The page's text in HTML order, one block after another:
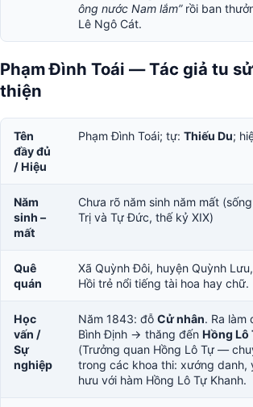
ông nước Nam lắm”rồi ban
Lê Ngô Cát.
Phạm Đình Toái — Tác giả tu
thiện
Tên
đầy đủ
/ Hiệu
Phạm Đình Toái; tự: Thiếu Du;
Năm
sinh –
mất
Chưa rõ năm sinh năm mất
Trị và Tự Đức, thế kỷ XIX)
Quê
quán
Xã Quỳnh Đôi, huyện Quỳnh
Hồi trẻ nổi tiếng tài hoa hay chữ.
Học
vấn /
Sự
nghiệp
Năm 1843: đỗ Cử nhân. Ra làm
Bình Định → thăng đến Hồng Lô
(Trưởng quan Hồng Lô Tự —
trong các khoa thi: xướng danh,
hưu với hàm Hồng Lô Tự Khanh.